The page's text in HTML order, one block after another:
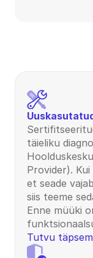
täieliku
Provider).
et seade
siis teeme
Enne müüki
Tutvu